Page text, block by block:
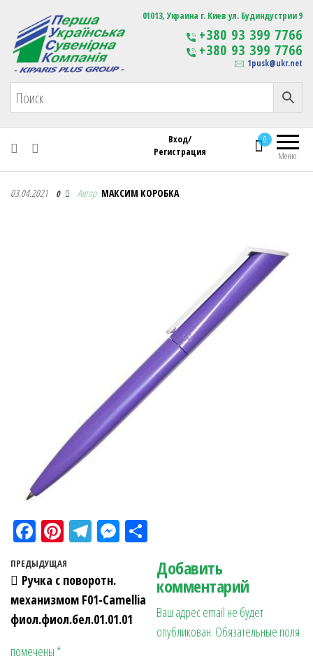
Первая Украинская Сувенирная Компания Изготовление
сувенирной продукции
с логотипом
01013, Украина г. Киев ул. Будиндустрии 9
+380 93 399 7766
+380 93 399 7766
1pusk@ukr.net
Меню
0
Вход/
Регистрация
Первая Украинская Сувенирная Компания
03.04.2021 0 Автор МАКСИМ КОРОБКА
Fa
ce
bo
ok
Pi
nt
er
es
t
Te
gr
a
m
M
n
ge
ра
в
ит
ь
Навигация по записям
Предыдущая запись
ПРЕДЫДУЩАЯ
Ручка с поворотн.
механизмом F01-Camellia
фиол.фиол.бел.01.01.01
Добавить
комментарий
Ваш адрес email не будет
опубликован. Обязательные поля
помечены *